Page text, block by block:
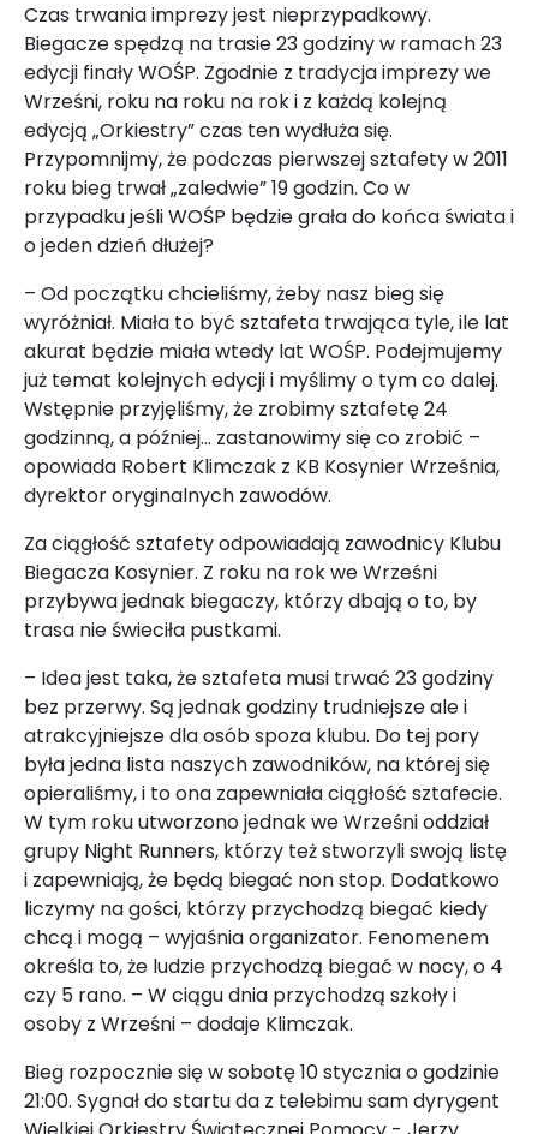
Czas trwania imprezy jest nieprzypadkowy.
Biegacze spędzą na trasie 23 godziny w ramach 23
edycji finały WOŚP. Zgodnie z tradycja imprezy we
Wrześni, roku na roku na rok i z każdą kolejną
edycją „Orkiestry” czas ten wydłuża się.
Przypomnijmy, że podczas pierwszej sztafety w 2011
roku bieg trwał „zaledwie” 19 godzin. Co w
przypadku jeśli WOŚP będzie grała do końca świata i
o jeden dzień dłużej?
– Od początku chcieliśmy, żeby nasz bieg się
wyróżniał. Miała to być sztafeta trwająca tyle, ile lat
akurat będzie miała wtedy lat WOŚP. Podejmujemy
już temat kolejnych edycji i myślimy o tym co dalej.
Wstępnie przyjęliśmy, że zrobimy sztafetę 24
godzinną, a później... zastanowimy się co zrobić –
opowiada Robert Klimczak z KB Kosynier Września,
dyrektor oryginalnych zawodów.
Za ciągłość sztafety odpowiadają zawodnicy Klubu
Biegacza Kosynier. Z roku na rok we Wrześni
przybywa jednak biegaczy, którzy dbają o to, by
trasa nie świeciła pustkami.
– Idea jest taka, że sztafeta musi trwać 23 godziny
bez przerwy. Są jednak godziny trudniejsze ale i
atrakcyjniejsze dla osób spoza klubu. Do tej pory
była jedna lista naszych zawodników, na której się
opieraliśmy, i to ona zapewniała ciągłość sztafecie.
W tym roku utworzono jednak we Wrześni oddział
grupy Night Runners, którzy też stworzyli swoją listę
i zapewniają, że będą biegać non stop. Dodatkowo
liczymy na gości, którzy przychodzą biegać kiedy
chcą i mogą – wyjaśnia organizator. Fenomenem
określa to, że ludzie przychodzą biegać w nocy, o 4
czy 5 rano. – W ciągu dnia przychodzą szkoły i
osoby z Wrześni – dodaje Klimczak.
Bieg rozpocznie się w sobotę 10 stycznia o godzinie
21:00. Sygnał do startu da z telebimu sam dyrygent